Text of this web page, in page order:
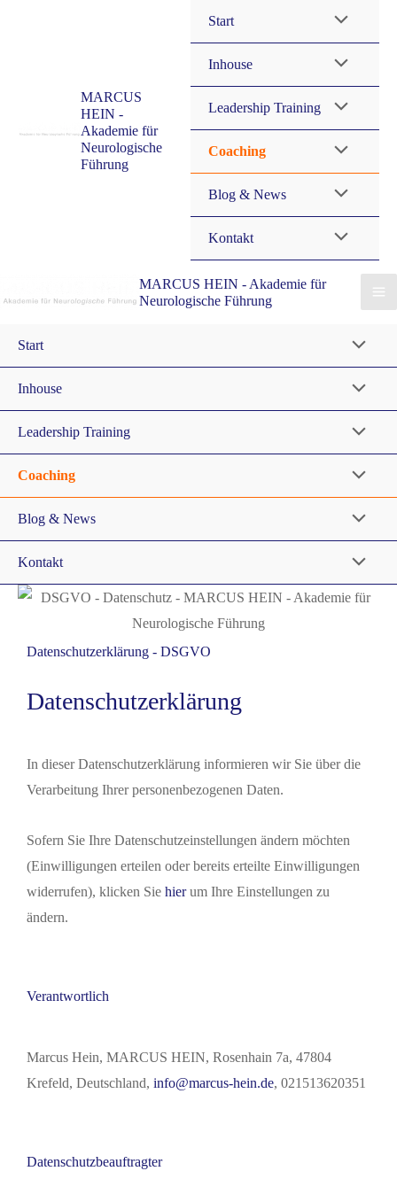
MARCUS
HEIN -
Akademie für
Neurologische
Führung
Start
Inhouse
Leadership Training
Coaching
Blog & News
Kontakt
MARCUS HEIN - Akademie für
Neurologische Führung
Start
Inhouse
Leadership Training
Coaching
Blog & News
Kontakt
Datenschutzerklärung - DSGVO
Datenschutzerklärung
In dieser Datenschutzerklärung informieren wir Sie über die
Verarbeitung Ihrer personenbezogenen Daten.
Sofern Sie Ihre Datenschutzeinstellungen ändern möchten
(Einwilligungen erteilen oder bereits erteilte Einwilligungen
widerrufen), klicken Sie hierum Ihre Einstellungen zu
ändern.
Verantwortlich
Marcus Hein, MARCUS HEIN, Rosenhain 7a, 47804
Krefeld, Deutschland, info@marcus-hein.de, 021513620351
Datenschutzbeauftragter